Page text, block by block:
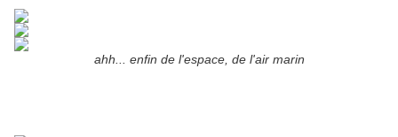
ahh... enfin de l'espace, de l'air marin